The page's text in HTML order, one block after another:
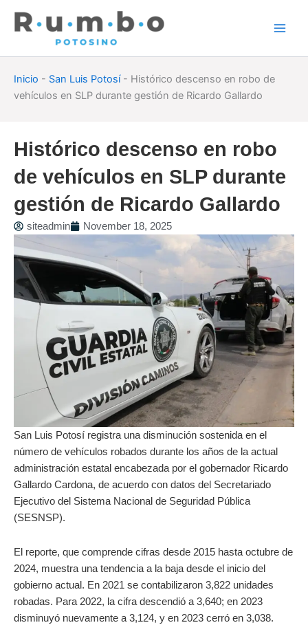
Inicio - San Luis Potosí- Histórico descenso en robo de
vehículos en SLP durante gestión de Ricardo Gallardo
Histórico descenso en robo
de vehículos en SLP durante
gestión de Ricardo Gallardo
siteadmin November 18, 2025
San Luis Potosí registra una disminución sostenida en el
número de vehículos robados durante los años de la actual
administración estatal encabezada por el gobernador Ricardo
Gallardo Cardona, de acuerdo con datos del Secretariado
Ejecutivo del Sistema Nacional de Seguridad Pública
(SESNSP).
El reporte, que comprende cifras desde 2015 hasta octubre de
2024, muestra una tendencia a la baja desde el inicio del
gobierno actual. En 2021 se contabilizaron 3,822 unidades
robadas. Para 2022, la cifra descendió a 3,640; en 2023
disminuyó nuevamente a 3,124, y en 2023 cerró en 3,038.